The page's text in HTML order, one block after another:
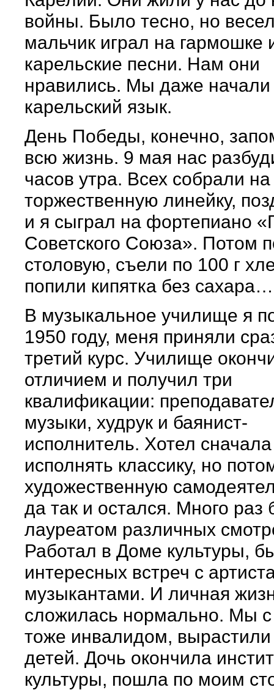
войны. Было тесно, но
мальчик играл на гармошке
карельские песни. Нам они
нравились. Мы даже начали
карельский язык.
День Победы, конечно,
всю жизнь. 9 мая нас
часов утра. Всех собрали на
торжественную линейку,
и я сыграл на фортепиано
Советского Союза». Потом
столовую, съели по 100 г
попили кипятка без сахара…
В музыкальное училище я
1950 году, меня приняли
третий курс. Училище
отличием и получил три
квалификации:
музыки, худрук и баянист-
исполнитель. Хотел сначала
исполнять классику, но
художественную
да так и остался. Много раз
лауреатом различных
Работал в Доме культуры,
интересных встреч с
музыкантами. И личная
сложилась нормально. Мы
тоже инвалидом, вырастили
детей. Дочь окончила
культуры, пошла по моим